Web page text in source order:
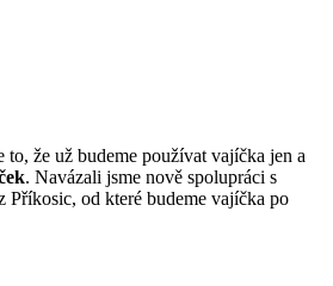
že už budeme používat vajíčka jen a
. Navázali jsme nově spolupráci s
Příkosic, od které budeme vajíčka po